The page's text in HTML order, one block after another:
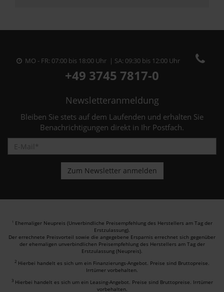
MO - FR: 07:00 bis 18:00 Uhr | SA: 09:30 bis 12:00 Uhr
+49 3745 7817-0
Newsletteranmeldung
Bleiben Sie stets auf dem Laufenden und erhalten Sie
Benachrichtigungen direkt in Ihr Postfach.
1 Ehemaliger Neupreis (Unverbindliche Preisempfehlung des Herstellers am Tag der
Erstzulassung).
Der errechnete Preisvorteil sowie die angegebene Ersparnis errechnet sich gegenüber
der ehemaligen unverbindlichen Preisempfehlung des Herstellers am Tag der
Erstzulassung (Neupreis).
2 Hierbei handelt es sich um ein Finanzierungs-Angebot. Preise sind Bruttopreise.
Irrtümer vorbehalten.
3 Hierbei handelt es sich um ein Leasing-Angebot. Preise sind Bruttopreise. Irrtümer
vorbehalten.